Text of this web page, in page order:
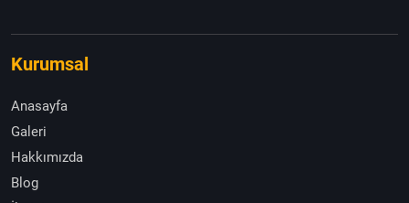
Kurumsal
Anasayfa
Galeri
Hakkımızda
Blog